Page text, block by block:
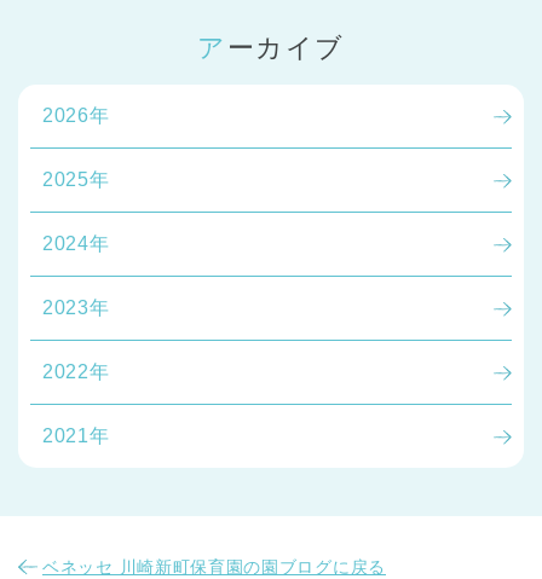
アーカイブ
2026年
2025年
2024年
2023年
2022年
2021年
ベネッセ 川崎新町保育園の園ブログに戻る